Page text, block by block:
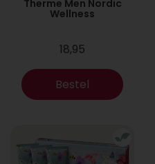
Therme Men Nordic
Wellness
18,95
Bestel